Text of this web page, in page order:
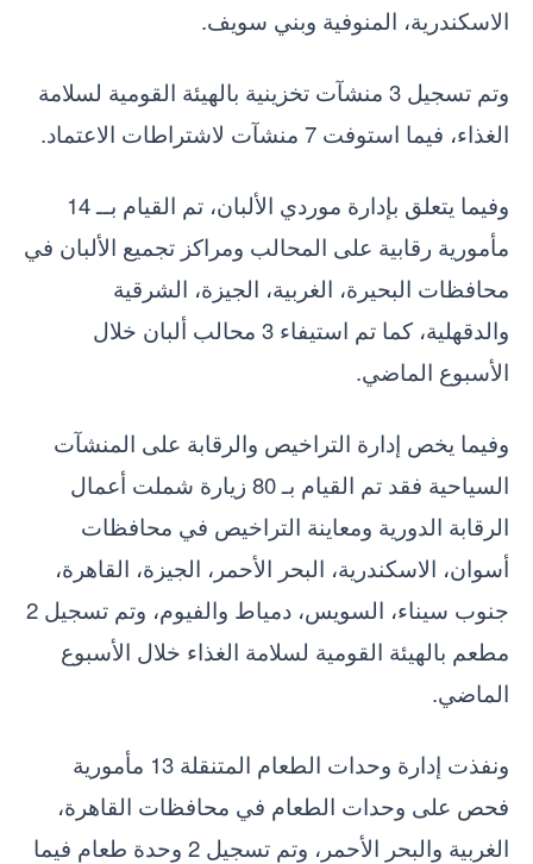
الاسكندرية، المنوفية وبني سويف.
وتم تسجيل 3 منشآت تخزينية بالهيئة القومية لسلامة
الغذاء، فيما استوفت 7 منشآت لاشتراطات الاعتماد.
وفيما يتعلق بإدارة موردي الألبان، تم القيام بــ 14
مأمورية رقابية على المحالب ومراكز تجميع الألبان في
محافظات البحيرة، الغربية، الجيزة، الشرقية
والدقهلية، كما تم استيفاء 3 محالب ألبان خلال
الأسبوع الماضي.
وفيما يخص إدارة التراخيص والرقابة على المنشآت
السياحية فقد تم القيام بـ 80 زيارة شملت أعمال
الرقابة الدورية ومعاينة التراخيص في محافظات
أسوان، الاسكندرية، البحر الأحمر، الجيزة، القاهرة،
جنوب سيناء، السويس، دمياط والفيوم، وتم تسجيل 2
مطعم بالهيئة القومية لسلامة الغذاء خلال الأسبوع
الماضي.
ونفذت إدارة وحدات الطعام المتنقلة 13 مأمورية
فحص على وحدات الطعام في محافظات القاهرة،
الغربية والبحر الأحمر، وتم تسجيل 2 وحدة طعام فيما